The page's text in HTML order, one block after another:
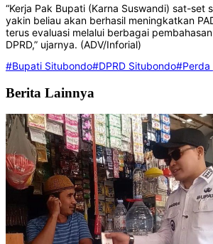
“Kerja Pak Bupati (Karna Suswandi) sat-set
yakin beliau akan berhasil meningkatkan
terus evaluasi melalui berbagai
DPRD,” ujarnya. (ADV/Inforial)
#Bupati Situbondo#DPRD Situbondo#Perda
Berita Lainnya